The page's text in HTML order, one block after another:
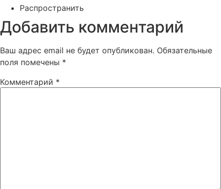
Распространить
Добавить комментарий
Ваш адрес email не будет опубликован. Обязательные
поля помечены *
Комментарий *